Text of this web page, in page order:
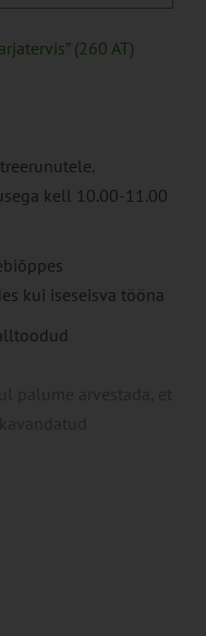
(260 AT)
kell 10.00-11.00
kui iseseisva tööna